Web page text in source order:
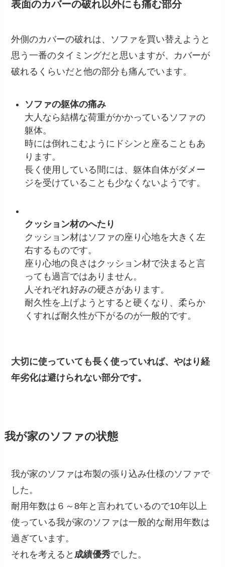
表面のカバーの破れ以外にも痛む部分
外側のカバーの破れは、ソファを買い替えようと
思う一番のタイミングだと思いますが、カバーが
破れるくらいだと他の部分も痛んでいます。
ソファの躯体の痛み
大人なら結構な荷重がかかっているソファの
躯体。
時には倒れこむようにドシンと座ることもあ
ります。
長く使用している間には、躯体自体がダメー
ジを受けていることも少なくないようです。
クッション材のへたり
クッション材はソファの座り心地を大きく左
右するものです。
座り心地の良さはクッション材で決まると言
っても過言ではありません。
人それぞれ好みの硬さがあります。
耐久性を上げようとすると硬くなり、柔らか
くすれば耐久性が下がるのが一般的です。
大切に使っていても長く使っていれば、やはり経
年劣化は避けられない部分です。
我が家のソファの状態
我が家のソファは布製の張り込み仕様のソファで
した。
耐用年数は６～8年と言われているので10年以上
使っている我が家のソファは一般的な耐用年数は
過ぎています。
それを考えると 成績優秀でした。